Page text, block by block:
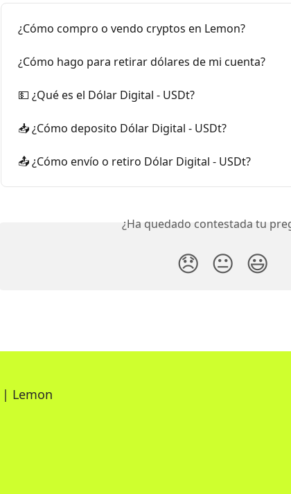
¿Cómo compro o vendo cryptos en Lemon?
¿Cómo hago para retirar dólares de mi cuenta?
💵 ¿Qué es el Dólar Digital - USDt?
📥 ¿Cómo deposito Dólar Digital - USDt?
📤 ¿Cómo envío o retiro Dólar Digital - USDt?
¿Ha quedado contestada tu
😞 😐 😃